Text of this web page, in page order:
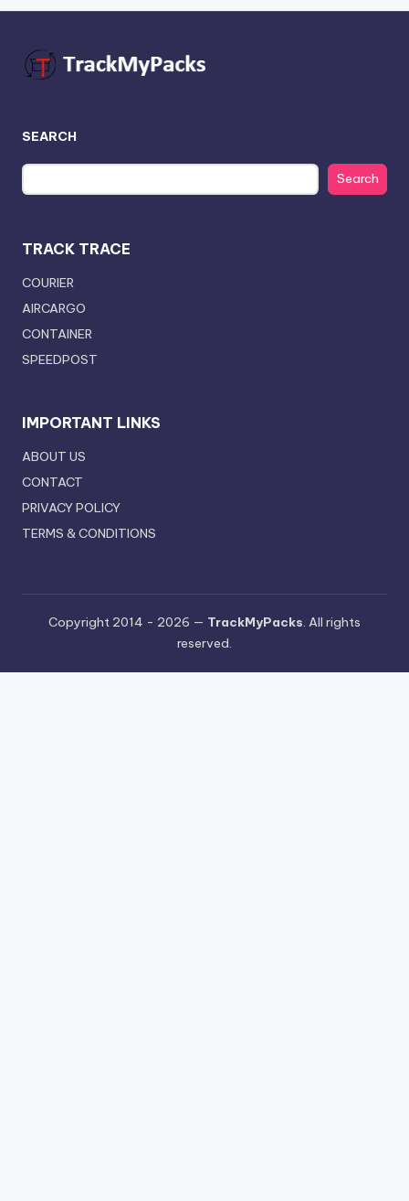
SEARCH
Search
TRACK TRACE
COURIER
AIRCARGO
CONTAINER
SPEEDPOST
IMPORTANT LINKS
ABOUT US
CONTACT
PRIVACY POLICY
TERMS & CONDITIONS
Copyright 2014 - 2026 — TrackMyPacks. All rights
reserved.